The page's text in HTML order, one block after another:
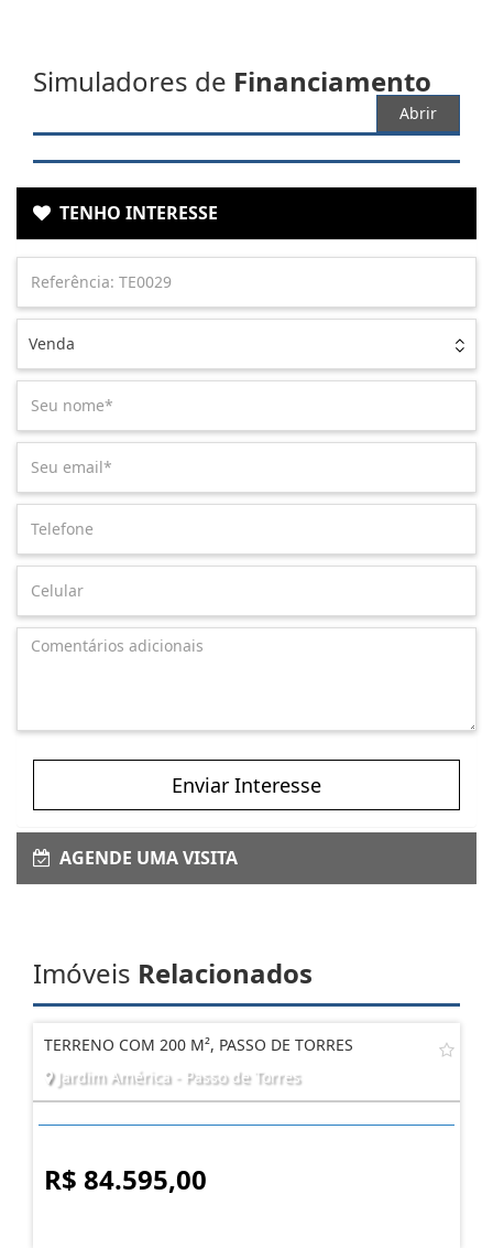
Simuladores de Financiamento
Abrir
TENHO INTERESSE
Venda
Enviar Interesse
AGENDE UMA VISITA
Imóveis Relacionados
TERRENO COM 200 M², PASSO DE TORRES
Jardim América - Passo de Torres
R$ 84.595,00